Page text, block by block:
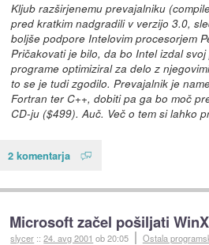
Kljub razširjenemu prevajalniku
pred kratkim nadgradili v verzijo 3.0,
boljše podpore Intelovim procesorjem
Pričakovati je bilo, da bo Intel izdal
programe optimiziral za delo z
to se je tudi zgodilo. Prevajalnik je
Fortran ter C++, dobiti pa ga bo moč
CD-ju ($499). Auč. Več o tem si lahko
2 komentarja
Microsoft začel pošiljati
slycer ::24. avg 2001 ob 20:05 Ostala